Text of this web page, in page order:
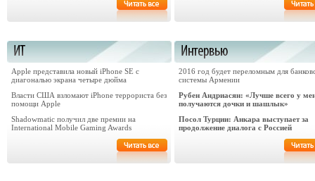
Apple представила новый iPhone SE с
диагональю экрана четыре дюйма
Власти США взломают iPhone террориста без
помощи Apple
Shadowmatic получил две премии на
International Mobile Gaming Awards
2016 год будет переломным для
системы Армении
Рубен Андриасян: «Лучше всего у
получаются дочки и шашлык»
Посол Турции: Анкара выступает за
продолжение диалога с Россией